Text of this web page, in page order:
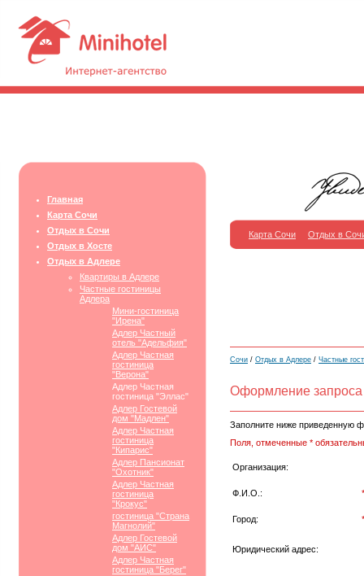
Главная
Карта Сочи
Отдых в Сочи
Отдых в Хосте
Отдых в Адлере
Квартиры в Адлере
Частные гостиницы
Адлера
Мини-гостиница
"Ирена"
Адлер Частный
отель "Адельфия"
Адлер Частная
гостиница
"Верона"
Адлер Частная
гостиница "Эллас"
Адлер Гостевой
дом "Мадлен"
Адлер Частная
гостиница
"Кипарис"
Адлер Пансионат
"Охотник"
Адлер Частная
гостиница
"Крокус"
гостиница "Страна
Магнолий"
Адлер Гостевой
дом "АИС"
Адлер Частная
гостиница "Берег"
Карта Сочи Отдых в
Сочи / Отдых в Адлере / Частные
Оформление запроса
Заполните ниже приведенную
Поля, отмеченные *
Организация:
Ф.И.О.: *
Город: *
Юридический адрес: